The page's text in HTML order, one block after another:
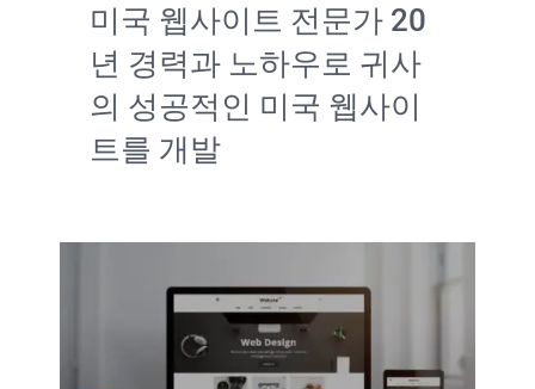
문의하기미국 웹사이트 전문가 20
년 경력과 노하우로 귀사
의 성공적인 미국 웹사이
트를 개발